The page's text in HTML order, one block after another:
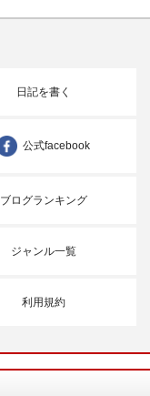
日記を書く
公式facebook
ブログランキング
ジャンル一覧
利用規約